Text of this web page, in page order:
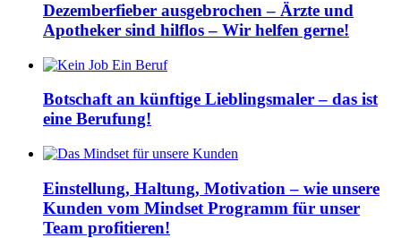
Dezemberfieber ausgebrochen – Ärzte und
Apotheker sind hilflos – Wir helfen gerne!
Botschaft an künftige Lieblingsmaler – das ist
eine Berufung!
Einstellung, Haltung, Motivation – wie unsere
Kunden vom Mindset Programm für unser
Team profitieren!